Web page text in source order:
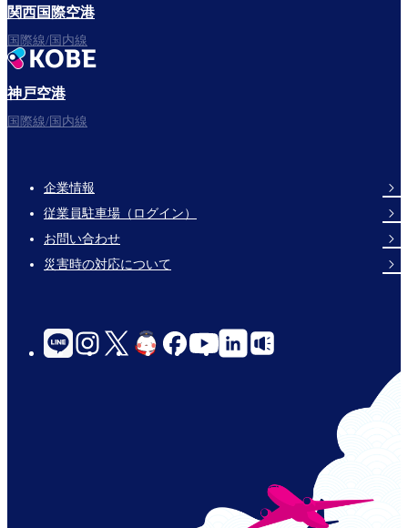
フライトをお楽しみください。
関西国際空港
国際線/国内線
神戸空港
国際線/国内線
Footer
Links
企業情報
従業員駐車場（ログイン）
お問い合わせ
災害時の対応について
social-
links-